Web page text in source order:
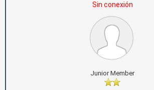
Sin conexión
Junior Member